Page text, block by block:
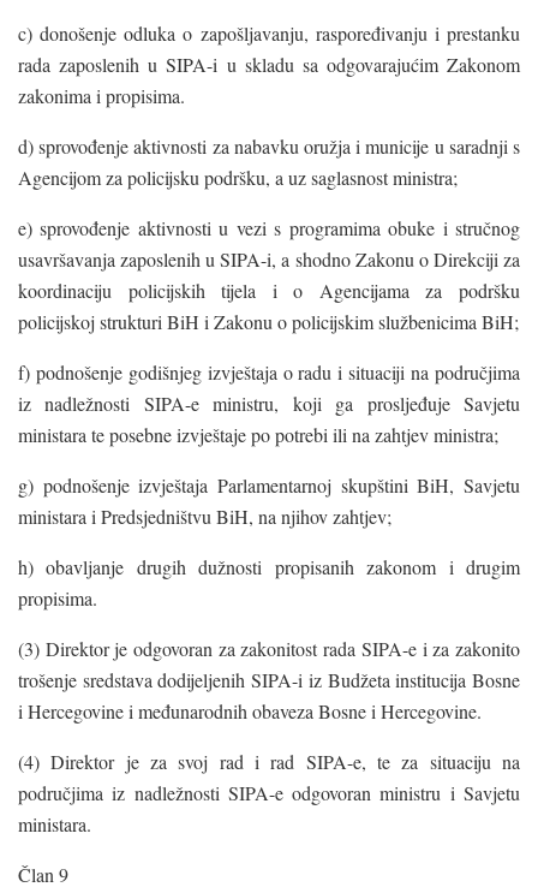
c) donošenje odluka o zapošljavanju, raspoređivanju i prestanku
rada zaposlenih u SIPA-i u skladu sa odgovarajućim Zakonom
zakonima i propisima.
d) sprovođenje aktivnosti za nabavku oružja i municije u saradnji s
Agencijom za policijsku podršku, a uz saglasnost ministra;
e) sprovođenje aktivnosti u vezi s programima obuke i stručnog
usavršavanja zaposlenih u SIPA-i, a shodno Zakonu o Direkciji za
koordinaciju policijskih tijela i o Agencijama za podršku
policijskoj strukturi BiH i Zakonu o policijskim službenicima BiH;
f) podnošenje godišnjeg izvještaja o radu i situaciji na područjima
iz nadležnosti SIPA-e ministru, koji ga prosljeđuje Savjetu
ministara te posebne izvještaje po potrebi ili na zahtjev ministra;
g) podnošenje izvještaja Parlamentarnoj skupštini BiH, Savjetu
ministara i Predsjedništvu BiH, na njihov zahtjev;
h) obavljanje drugih dužnosti propisanih zakonom i drugim
propisima.
(3) Direktor je odgovoran za zakonitost rada SIPA-e i za zakonito
trošenje sredstava dodijeljenih SIPA-i iz Budžeta institucija Bosne
i Hercegovine i međunarodnih obaveza Bosne i Hercegovine.
(4) Direktor je za svoj rad i rad SIPA-e, te za situaciju na
područjima iz nadležnosti SIPA-e odgovoran ministru i Savjetu
ministara.
Član 9